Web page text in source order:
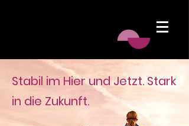
Stabil im Hier und Jetzt. Stark
in die Zukunft.